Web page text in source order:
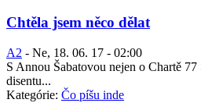
Chtěla jsem něco dělat
A2 - Ne, 18. 06. 17 - 02:00
S Annou Šabatovou nejen o Chartě
disentu...
Kategórie: Čo píšu inde